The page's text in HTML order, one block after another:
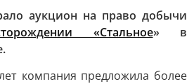
аукцион на право добычи
«Стальное» в
компания предложила более